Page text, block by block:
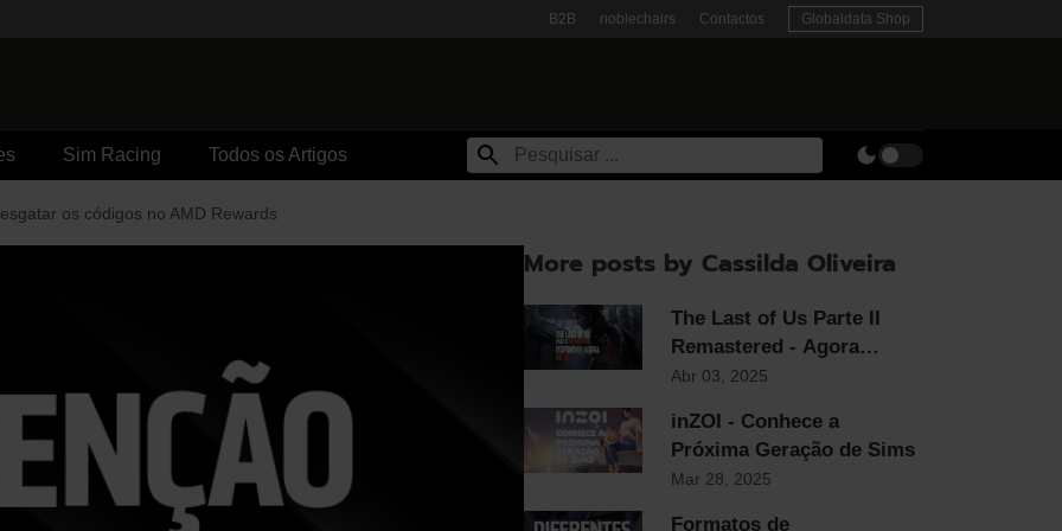
B2B noblechairs Contactos Globaldata Shop
Sim Racing Todos os Artigos
os códigos no AMD Rewards
More posts by Cassilda Oliveira
The Last of Us Parte II
Remastered - Agora
Disponível em PC
Abr 03, 2025
inZOI - Conhece a
Próxima Geração de Sims
Mar 28, 2025
Formatos de